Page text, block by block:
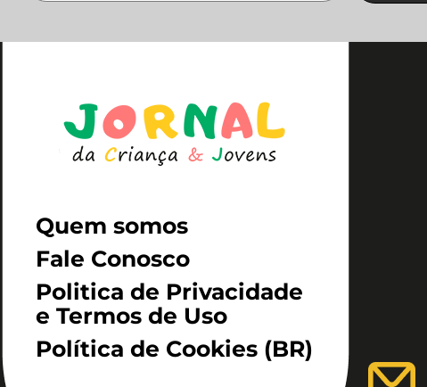
Quem somos
Fale Conosco
Politica de Privacidade
e Termos de Uso
Política de Cookies (BR)